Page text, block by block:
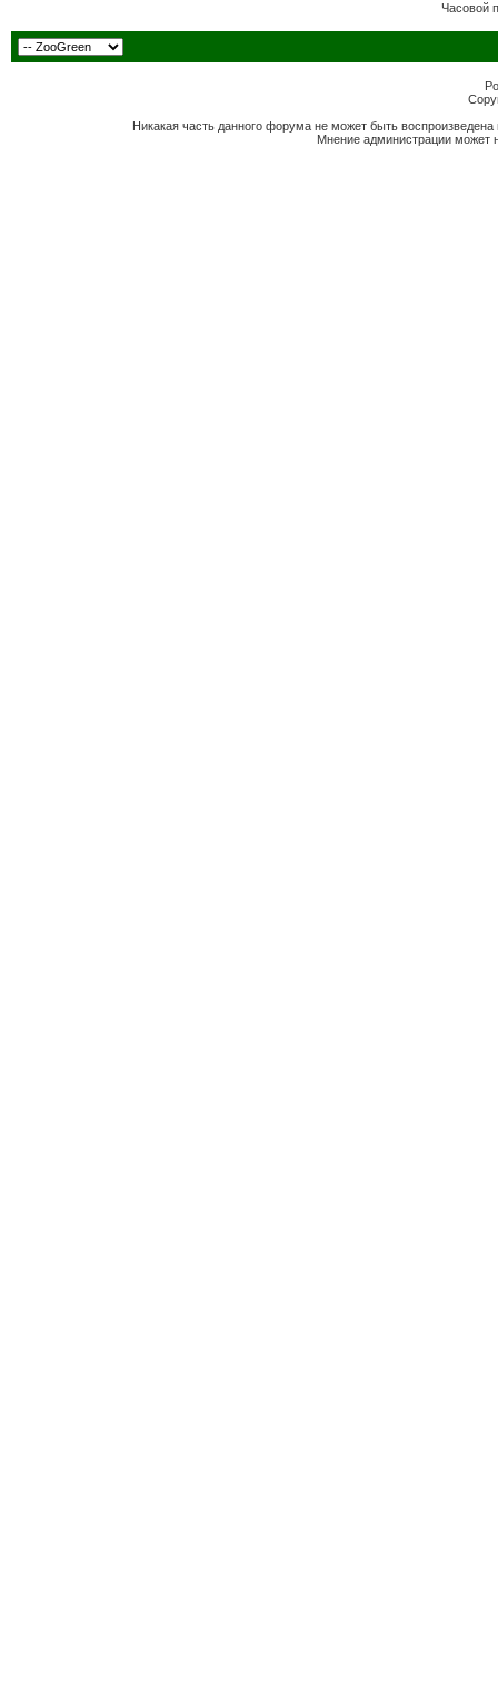
Часовой
Никакая часть данного форума не может быть
Мнение администрации может